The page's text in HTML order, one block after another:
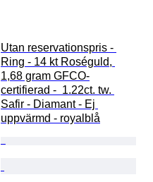
Utan reservationspris -
Ring - 14 kt Roséguld,
1,68 gram GFCO-
certifierad -  1.22ct. tw.
Safir - Diamant - Ej
uppvärmd - royalblå